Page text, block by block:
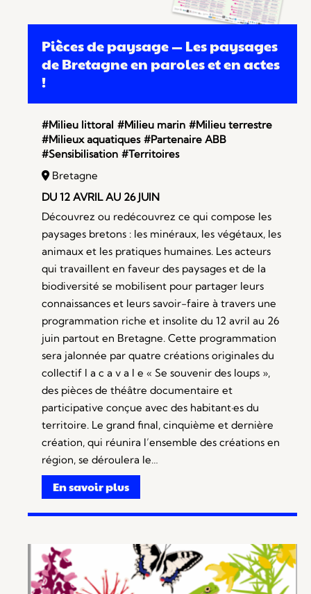
Pièces de paysage — Les paysages
de Bretagne en paroles et en actes
!
#Milieu littoral #Milieu marin #Milieu terrestre
#Milieux aquatiques #Partenaire ABB
#Sensibilisation #Territoires
Bretagne
DU 12 AVRIL AU 26 JUIN
Découvrez ou redécouvrez ce qui compose les
paysages bretons : les minéraux, les végétaux, les
animaux et les pratiques humaines. Les acteurs
qui travaillent en faveur des paysages et de la
biodiversité se mobilisent pour partager leurs
connaissances et leurs savoir-faire à travers une
programmation riche et insolite du 12 avril au 26
juin partout en Bretagne. Cette programmation
sera jalonnée par quatre créations originales du
collectif l a c a v a l e « Se souvenir des loups »,
des pièces de théâtre documentaire et
participative conçue avec des habitant·es du
territoire. Le grand final, cinquième et dernière
création, qui réunira l’ensemble des créations en
région, se déroulera le…
En savoir plus